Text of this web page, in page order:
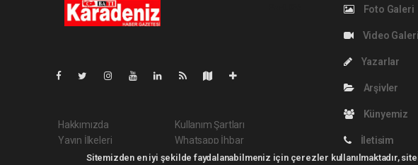
Sitemizden en iyi şekilde faydalanabilmeniz için çerezler kullanılmaktadır,
Hakkımızda
Yayın İlkeleri
Veri Politikası
Kullanım Şartları
Whatsapp İhbar
Haber Gönder
Foto Galeri
Video Galeri
Yazarlar
Arşivler
Künyemiz
İletişim